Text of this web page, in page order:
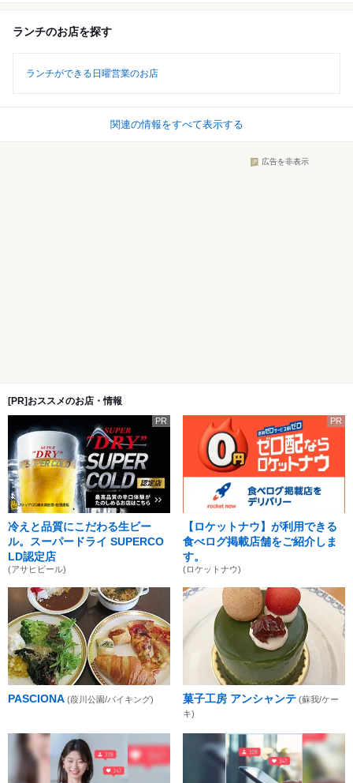
ランチのお店を探す
ランチができる日曜営業のお店
関連の情報をすべて表示する
広告を非表示
[PR]おススメのお店・情報
PR
冷えと品質にこだわる生ビー
ル。スーパードライ SUPERCO
LD認定店
(アサヒビール)
PR
【ロケットナウ】が利用できる
食べログ掲載店舗をご紹介しま
す。
(ロケットナウ)
PASCIONA (葭川公園/バイキング) 菓子工房 アンシャンテ (蘇我/ケー
キ)